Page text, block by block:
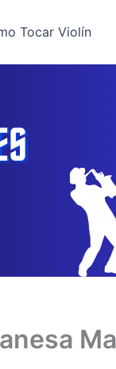
Tocar Violín